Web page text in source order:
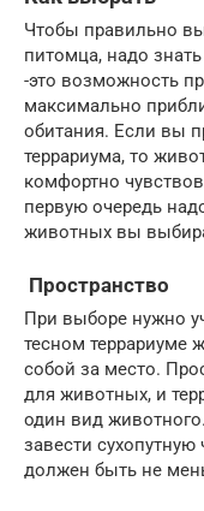
Чтобы правильно
питомца, надо
-это возможность
максимально
обитания. Если вы
террариума, то
комфортно
первую очередь
животных вы
Пространство
При выборе нужно
тесном террариуме
собой за место.
для животных, и
один вид
завести сухопутную
должен быть не